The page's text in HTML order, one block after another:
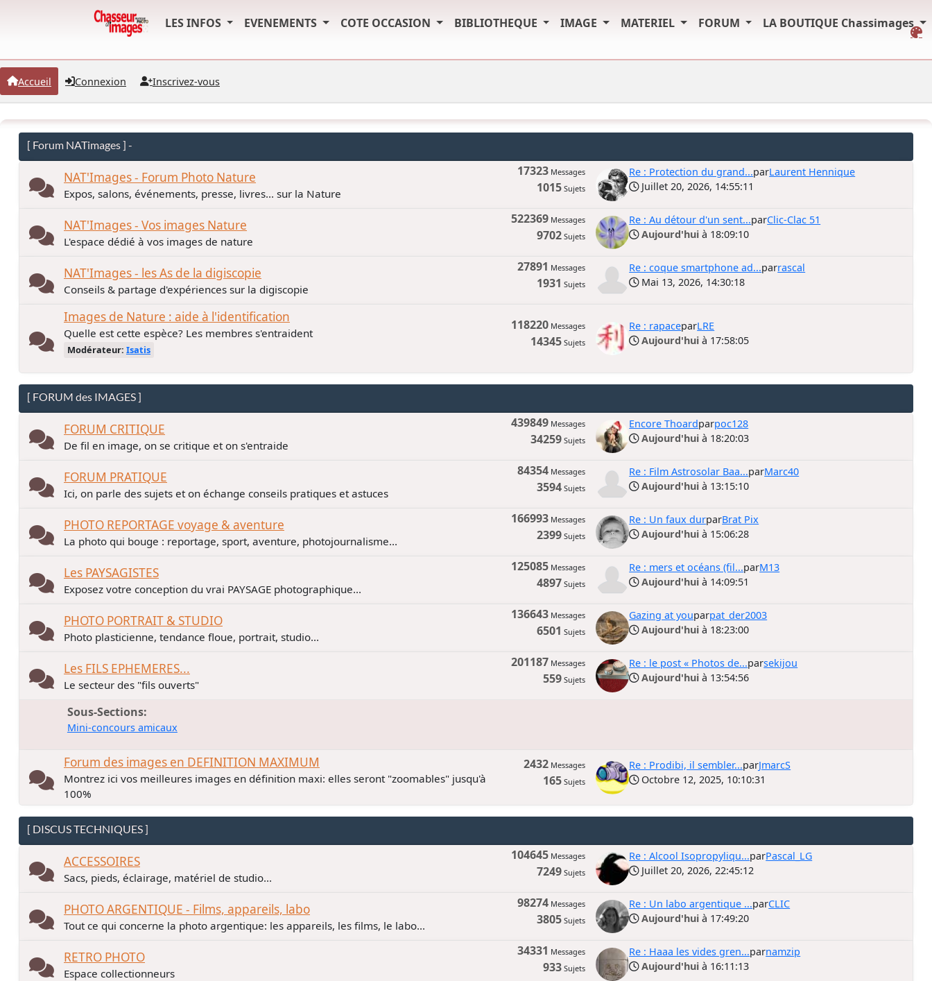
LES INFOS EVENEMENTS COTE OCCASION BIBLIOTHEQUE IMAGE MATERIEL FORUM LA BOUTIQUE Chassimages
Accueil Connexion Inscrivez-vous
[ Forum NATimages ] -
NAT'Images - Forum Photo Nature
Expos, salons, événements, presse, livres... sur la Nature
17323 Messages
1015 Sujets
Re : Protection du grand...parLaurent Hennique
Juillet 20, 2026, 14:55:11
NAT'Images - Vos images Nature
L'espace dédié à vos images de nature
522369 Messages
9702 Sujets
Re : Au détour d'un sent...parClic-Clac 51
Aujourd'hui à 18:09:10
NAT'Images - les As de la digiscopie
Conseils & partage d'expériences sur la digiscopie
27891 Messages
1931 Sujets
Re : coque smartphone ad...parrascal
Mai 13, 2026, 14:30:18
Images de Nature : aide à l'identification
Quelle est cette espèce? Les membres s'entraident
Modérateur: Isatis
118220 Messages
14345 Sujets
Re : rapaceparLRE
Aujourd'hui à 17:58:05
[ FORUM des IMAGES ]
FORUM CRITIQUE
De fil en image, on se critique et on s'entraide
439849 Messages
34259 Sujets
Encore Thoardparpoc128
Aujourd'hui à 18:20:03
FORUM PRATIQUE
Ici, on parle des sujets et on échange conseils pratiques et astuces
84354 Messages
3594 Sujets
Re : Film Astrosolar Baa...parMarc40
Aujourd'hui à 13:15:10
PHOTO REPORTAGE voyage & aventure
La photo qui bouge : reportage, sport, aventure, photojournalisme...
166993 Messages
2399 Sujets
Re : Un faux durparBrat Pix
Aujourd'hui à 15:06:28
Les PAYSAGISTES
Exposez votre conception du vrai PAYSAGE photographique...
125085 Messages
4897 Sujets
Re : mers et océans (fil...parM13
Aujourd'hui à 14:09:51
PHOTO PORTRAIT & STUDIO
Photo plasticienne, tendance floue, portrait, studio...
136643 Messages
6501 Sujets
Gazing at youparpat_der2003
Aujourd'hui à 18:23:00
Les FILS EPHEMERES...
Le secteur des "fils ouverts"
201187 Messages
559 Sujets
Re : le post « Photos de...parsekijou
Aujourd'hui à 13:54:56
Sous-Sections
Mini-concours amicaux
Forum des images en DEFINITION MAXIMUM
Montrez ici vos meilleures images en définition maxi: elles seront "zoomables" jusqu'à
100%
2432 Messages
165 Sujets
Re : Prodibi, il sembler...parJmarcS
Octobre 12, 2025, 10:10:31
[ DISCUS TECHNIQUES ]
ACCESSOIRES
Sacs, pieds, éclairage, matériel de studio...
104645 Messages
7249 Sujets
Re : Alcool Isopropyliqu...parPascal_LG
Juillet 20, 2026, 22:45:12
PHOTO ARGENTIQUE - Films, appareils, labo
Tout ce qui concerne la photo argentique: les appareils, les films, le labo...
98274 Messages
3805 Sujets
Re : Un labo argentique ...parCLIC
Aujourd'hui à 17:49:20
RETRO PHOTO
Espace collectionneurs
34331 Messages
933 Sujets
Re : Haaa les vides gren...parnamzip
Aujourd'hui à 16:11:13